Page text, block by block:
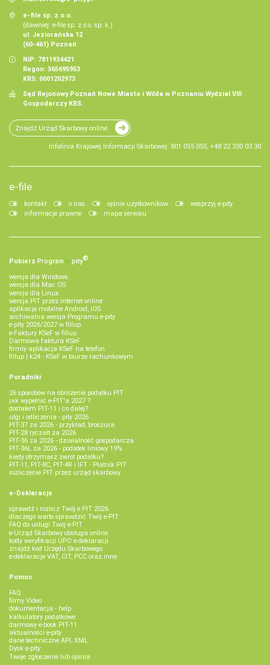
e-file sp. z o.o.
(dawniej: e-file sp. z o.o. sp. k.)
ul. Jeziorańska 12
(60-461) Poznań
NIP: 7811934421
Regon: 365695953
KRS: 0001202973
Sąd Rejonowy Poznań Nowe Miasto i Wilda w Poznaniu Wydział VIII
Gospodarczy KRS.
Znajdź Urząd Skarbowy online
Infolinia Krajowej Informacji Skarbowej: 801 055 055, +48 22 330 03 30
e-file
kontakt o nas opinie użytkowników
wesprzyj e-pity
informacje prawne
mapa serwisu
Pobierz Program e‑pity®
wersja dla Windows
wersja dla Mac OS
wersja dla Linux
wersja PIT przez internet online
aplikacje mobilne Android, iOS
archiwalna wersja Programu e-pity
e-pity 2026/2027 w fillup
e‑Faktury KSeF w fillup
Darmowa faktura KSeF
firmly aplikacja KSeF na telefon
fillup | k24 - KSeF w biurze rachunkowym
Poradniki
26 sposobów na obniżenie podatku PIT
jak wypełnić e-PIT'a 2027 ?
dostałem PIT-11 i co dalej?
ulgi i odliczenia - pity 2026
PIT-37 za 2026 - przykład, broszura
PIT-28 ryczałt za 2026
PIT-36 za 2026 - działalność gospodarcza
PIT-36L za 2026 - podatek liniowy 19%
kiedy otrzymasz zwrot podatku?
PIT-11, PIT-8C, PIT-4R i IFT - Płatnik PIT
rozliczenie PIT przez urząd skarbowy
e-Deklaracje
sprawdź i rozlicz Twój e PIT 2026
dlaczego warto sprawdzić Twój e-PIT
FAQ do usługi Twój e-PIT
e-Urząd Skarbowy obsługa online
kody weryfikacji UPO e-deklaracji
znajdź kod Urzędu Skarbowego
e-deklaracje VAT, CIT, PCC oraz inne
Pomoc
FAQ
filmy Video
dokumentacja - help
kalkulatory podatkowe
darmowy e-book PIT-11
aktualności e-pity
dane techniczne API, XML
Dysk e-pity
Twoje zgłoszenie lub opinia